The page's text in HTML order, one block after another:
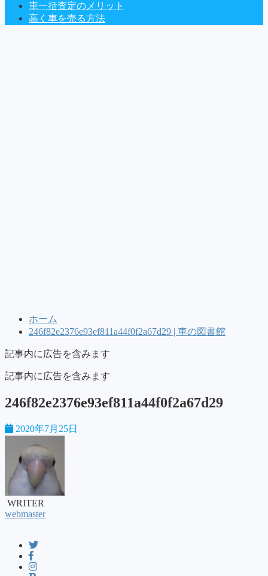
車一括査定のメリット
高く車を売る方法
ホーム
246f82e2376e93ef811a44f0f2a67d29 | 車の図書館
記事内に広告を含みます
記事内に広告を含みます
246f82e2376e93ef811a44f0f2a67d29
2020年7月25日
WRITER
webmaster